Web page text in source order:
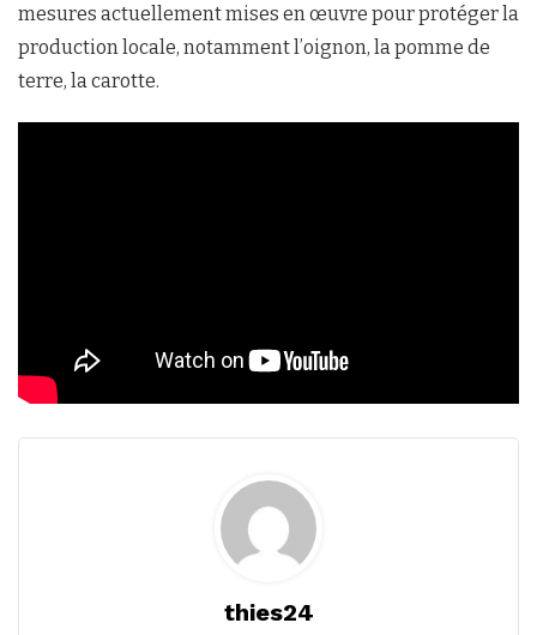
mesures actuellement mises en œuvre pour protéger la
production locale, notamment l’oignon, la pomme de
terre, la carotte.
thies24